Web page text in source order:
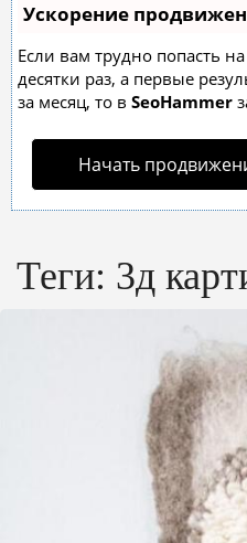
Ускорение
Если вам трудно попасть
десятки раз, а первые
за месяц, то в SeoHammer
Начать
Теги: 3д